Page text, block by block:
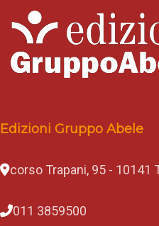
Edizioni Gruppo Abele
corso Trapani, 95 - 10141
011 3859500